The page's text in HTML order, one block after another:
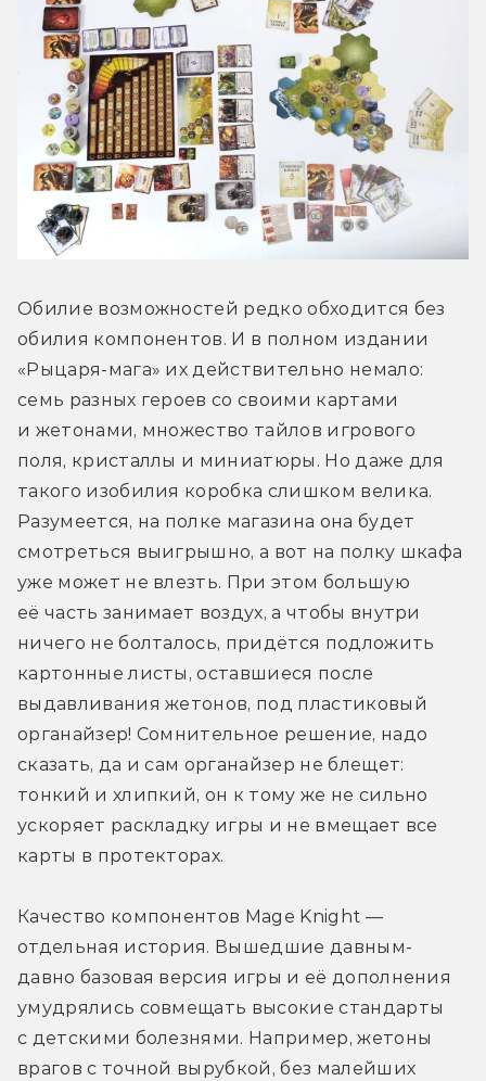
Обилие возможностей редко обходится без
обилия компонентов. И в полном издании
«Рыцаря-мага» их действительно немало:
семь разных героев со своими картами
и жетонами, множество тайлов игрового
поля, кристаллы и миниатюры. Но даже для
такого изобилия коробка слишком велика.
Разумеется, на полке магазина она будет
смотреться выигрышно, а вот на полку шкафа
уже может не влезть. При этом большую
её часть занимает воздух, а чтобы внутри
ничего не болталось, придётся подложить
картонные листы, оставшиеся после
выдавливания жетонов, под пластиковый
органайзер! Сомнительное решение, надо
сказать, да и сам органайзер не блещет:
тонкий и хлипкий, он к тому же не сильно
ускоряет раскладку игры и не вмещает все
карты в протекторах.
Качество компонентов Mage Knight —
отдельная история. Вышедшие давным-
давно базовая версия игры и её дополнения
умудрялись совмещать высокие стандарты
с детскими болезнями. Например, жетоны
врагов с точной вырубкой, без малейших